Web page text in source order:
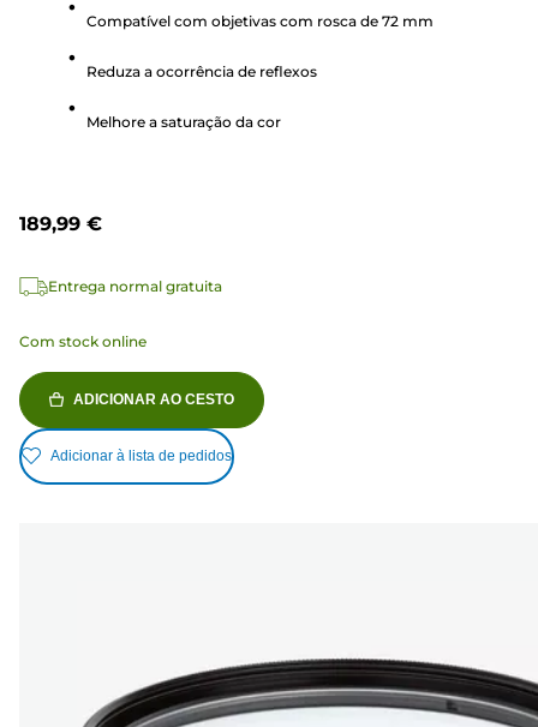
estrelas.
Compatível com objetivas com rosca de 72 mm
Reduza a ocorrência de reflexos
Melhore a saturação da cor
189,99 €
Entrega normal gratuita
Com stock online
ADICIONAR AO CESTO
Adicionar à lista de pedidos